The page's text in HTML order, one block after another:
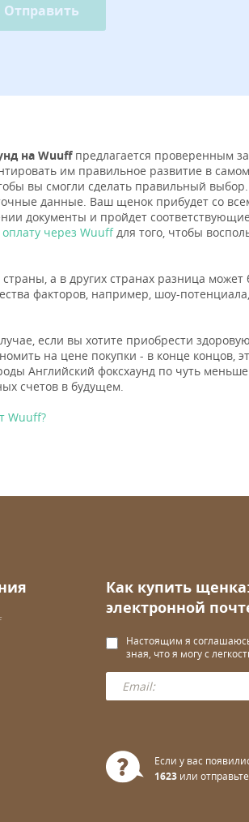
Отправить
на Wuuffпредлагается проверенным
им правильное развитие в
вы смогли сделать правильный
данные. Ваш щенок прибудет со
документы и пройдет
через Wuuffдля того, чтобы
а в других странах разница
факторов, например, шоу-
если вы хотите приобрести
на цене покупки - в конце концов,
Английский фоксхаунд по чуть
счетов в будущем.
Wuuff?
Как купить
электронной
Настоящим я
зная, что я могу с
Если у вас
1623или